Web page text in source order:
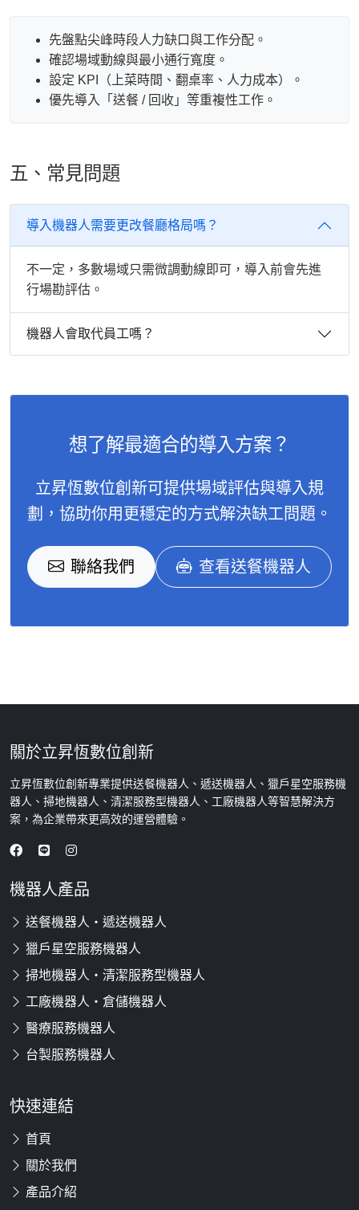
先盤點尖峰時段人力缺口與工作分配。
確認場域動線與最小通行寬度。
設定 KPI（上菜時間、翻桌率、人力成本）。
優先導入「送餐 / 回收」等重複性工作。
五、常見問題
導入機器人需要更改餐廳格局嗎？
不一定，多數場域只需微調動線即可，導入前會先進
行場勘評估。
機器人會取代員工嗎？
想了解最適合的導入方案？
立昇恆數位創新可提供場域評估與導入規
劃，協助你用更穩定的方式解決缺工問題。
聯絡我們 查看送餐機器人
關於立昇恆數位創新
立昇恆數位創新專業提供送餐機器人、遞送機器人、獵戶星空服務機
器人、掃地機器人、清潔服務型機器人、工廠機器人等智慧解決方
案，為企業帶來更高效的運營體驗。
機器人產品
送餐機器人・遞送機器人
獵戶星空服務機器人
掃地機器人・清潔服務型機器人
工廠機器人・倉儲機器人
醫療服務機器人
台製服務機器人
快速連結
首頁
關於我們
產品介紹